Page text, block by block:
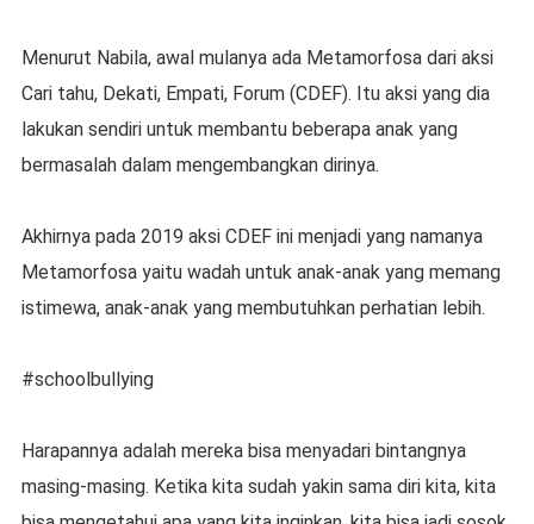
Menurut Nabila, awal mulanya ada Metamorfosa dari aksi
Cari tahu, Dekati, Empati, Forum (CDEF). Itu aksi yang dia
lakukan sendiri untuk membantu beberapa anak yang
bermasalah dalam mengembangkan dirinya.
Akhirnya pada 2019 aksi CDEF ini menjadi yang namanya
Metamorfosa yaitu wadah untuk anak-anak yang memang
istimewa, anak-anak yang membutuhkan perhatian lebih.
#schoolbullying
Harapannya adalah mereka bisa menyadari bintangnya
masing-masing. Ketika kita sudah yakin sama diri kita, kita